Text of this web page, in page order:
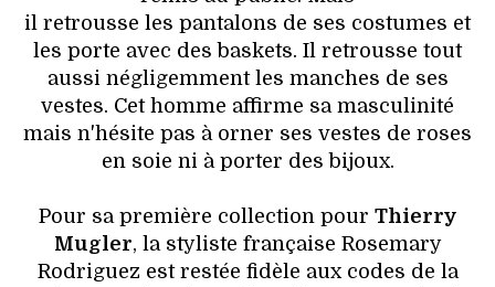
il retrousse les pantalons de ses costumes et
les porte avec des baskets. Il retrousse tout
aussi négligemment les manches de ses
vestes. Cet homme affirme sa masculinité
mais n'hésite pas à orner ses vestes de roses
en soie ni à porter des bijoux.
Pour sa première collection pour Thierry
Mugler, la styliste française Rosemary
Rodriguez est restée fidèle aux codes de la